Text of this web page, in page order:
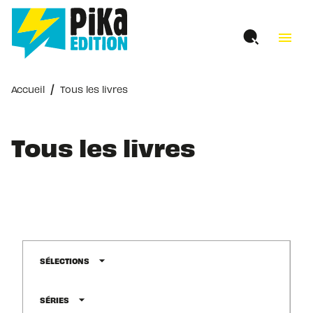
MENU RECHERCHE
PIED DE PAGE
menu
Accueil / Tous les livres
Tous les livres
SÉLECTIONS arrow_drop_down
SÉRIES arrow_drop_down